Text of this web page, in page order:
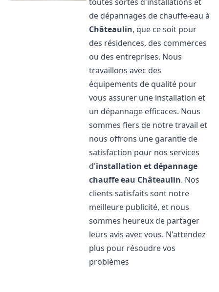
de dépannages de chauffe-eau à
Châteaulin, que ce soit pour
des résidences, des commerces
ou des entreprises. Nous
travaillons avec des
équipements de qualité pour
vous assurer une installation et
un dépannage efficaces. Nous
sommes fiers de notre travail et
nous offrons une garantie de
satisfaction pour nos services
d'installation et dépannage
chauffe eau Châteaulin. Nos
clients satisfaits sont notre
meilleure publicité, et nous
sommes heureux de partager
leurs avis avec vous. N'attendez
plus pour résoudre vos
problèmes